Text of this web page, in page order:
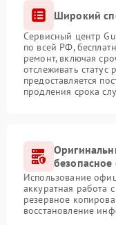
Широкий
Сервисный центр
по всей РФ,
ремонт, включая
отслеживать
предоставляется
продления срока
Использование
аккуратная работа
резервное
восстановление